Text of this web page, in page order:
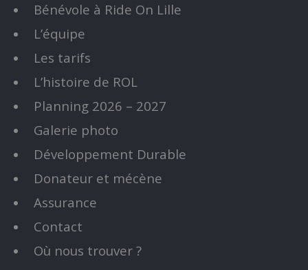
Bénévole à Ride On Lille
L’équipe
Les tarifs
L’histoire de ROL
Planning 2026 – 2027
Galerie photo
Développement Durable
Donateur et mécène
Assurance
Contact
Où nous trouver ?